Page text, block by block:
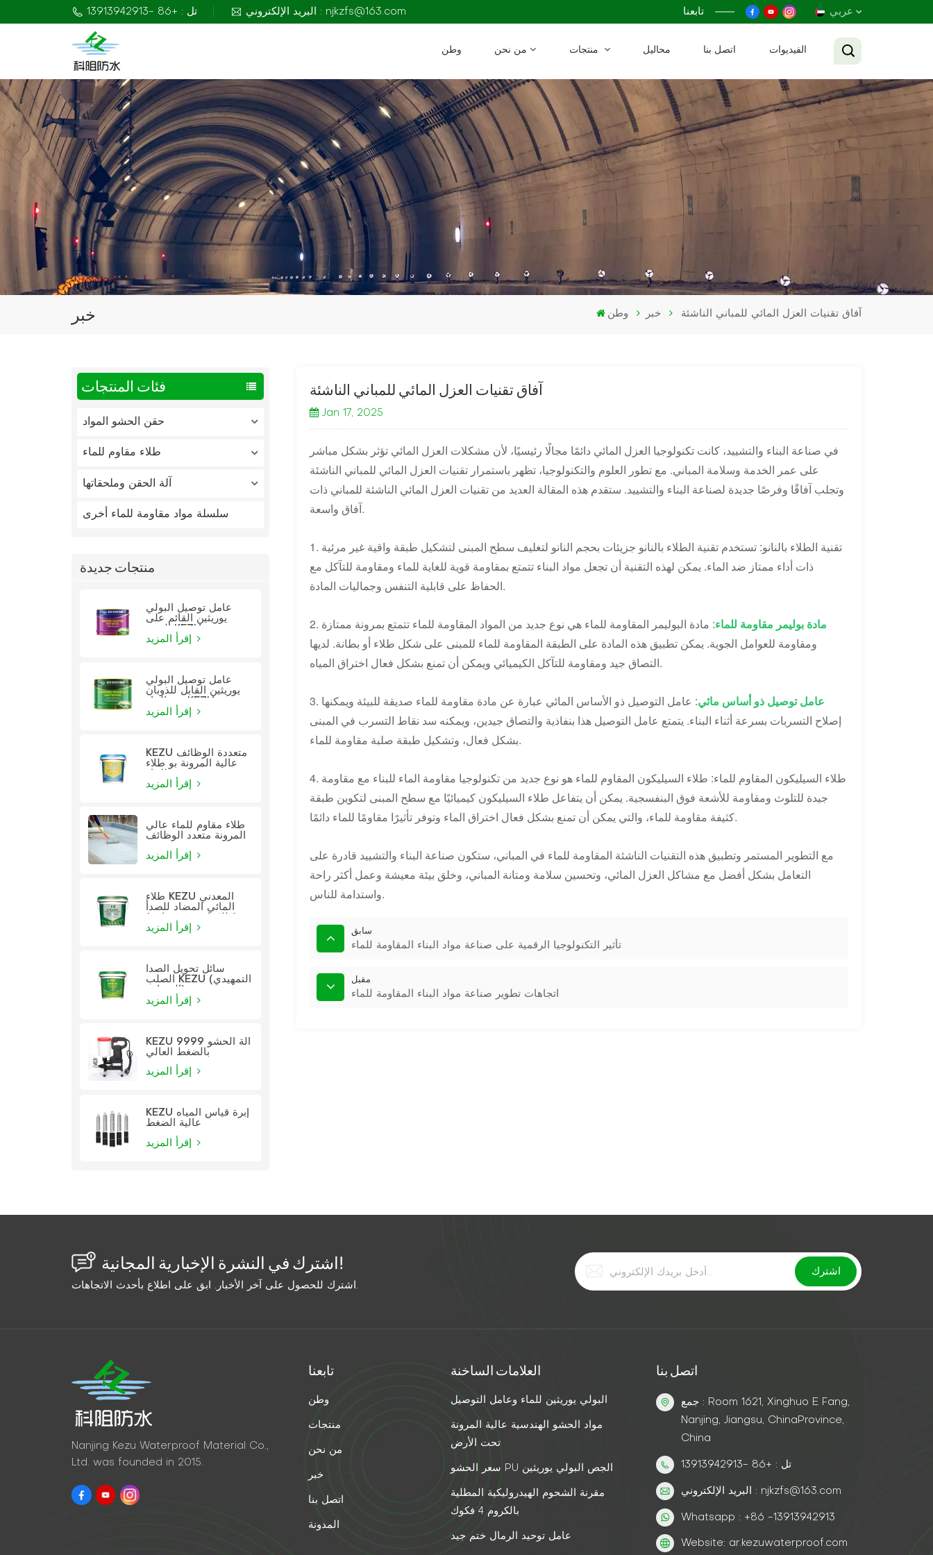
تل : +86 -13913942913 البريد الإلكتروني : njkzfs@163.com تابعنا عربي
Français
Русский
وطن من نحن محاليل اتصل بنا الفيديوات
خبر وطن خبر آفاق تقنيات العزل المائي للمباني الناشئة
فئات المنتجات
حقن الحشو المواد
طلاء مقاوم للماء
آلة الحقن وملحقاتها
سلسلة مواد مقاومة للماء أخرى
منتجات جديدة
عامل توصيل البولي
يوريثين القائم على
عامل توصيل البولي
يوريثين القابل للذوبان
KEZU متعددة الوظائف
عالية المرونة بو طلاء
طلاء مقاوم للماء عالي
المرونة متعدد الوظائف
طلاء KEZU المعدني
المائي المضاد للصدأ
سائل تحويل الصدأ
الصلب KEZU (التمهيدي
KEZU 9999 آلة الحشو
بالضغط العالي
KEZU إبرة قياس المياه
عالية الضغط
آفاق تقنيات العزل المائي للمباني الناشئة
Jan 17, 2025
في صناعة البناء والتشييد، كانت تكنولوجيا العزل المائي دائمًا مجالًا رئيسيًا، لأن مشكلات العزل المائي تؤثر بشكل مباشر
على عمر الخدمة وسلامة المباني. مع تطور العلوم والتكنولوجيا، تظهر باستمرار تقنيات العزل المائي للمباني الناشئة
وتجلب آفاقًا وفرصًا جديدة لصناعة البناء والتشييد. ستقدم هذه المقالة العديد من تقنيات العزل المائي الناشئة للمباني ذات
آفاق واسعة.
1. تقنية الطلاء بالنانو: تستخدم تقنية الطلاء بالنانو جزيئات بحجم النانو لتغليف سطح المبنى لتشكيل طبقة واقية غير مرئية
ذات أداء ممتاز ضد الماء. يمكن لهذه التقنية أن تجعل مواد البناء تتمتع بمقاومة قوية للغاية للماء ومقاومة للتآكل مع
الحفاظ على قابلية التنفس وجماليات المادة.
2. مادة بوليمر مقاومة للماء: مادة البوليمر المقاومة للماء هي نوع جديد من المواد المقاومة للماء تتمتع بمرونة ممتازة
ومقاومة للعوامل الجوية. يمكن تطبيق هذه المادة على الطبقة المقاومة للماء للمبنى على شكل طلاء أو بطانة. لديها
التصاق جيد ومقاومة للتآكل الكيميائي ويمكن أن تمنع بشكل فعال اختراق المياه.
3. عامل توصيل ذو أساس مائي: عامل التوصيل ذو الأساس المائي عبارة عن مادة مقاومة للماء صديقة للبيئة ويمكنها
إصلاح التسربات بسرعة أثناء البناء. يتمتع عامل التوصيل هذا بنفاذية والتصاق جيدين، ويمكنه سد نقاط التسرب في المبنى
بشكل فعال، وتشكيل طبقة صلبة مقاومة للماء.
4. طلاء السيليكون المقاوم للماء: طلاء السيليكون المقاوم للماء هو نوع جديد من تكنولوجيا مقاومة الماء للبناء مع مقاومة
جيدة للتلوث ومقاومة للأشعة فوق البنفسجية. يمكن أن يتفاعل طلاء السيليكون كيميائيًا مع سطح المبنى لتكوين طبقة
كثيفة مقاومة للماء، والتي يمكن أن تمنع بشكل فعال اختراق الماء وتوفر تأثيرًا مقاومًا للماء دائمًا.
مع التطوير المستمر وتطبيق هذه التقنيات الناشئة المقاومة للماء في المباني، ستكون صناعة البناء والتشييد قادرة على
التعامل بشكل أفضل مع مشاكل العزل المائي، وتحسين سلامة ومتانة المباني، وخلق بيئة معيشة وعمل أكثر راحة
واستدامة للناس.
سابق
تأثير التكنولوجيا الرقمية على صناعة مواد البناء المقاومة للماء
مقبل
اتجاهات تطوير صناعة مواد البناء المقاومة للماء
اشترك في النشرة الإخبارية المجانية!
اشترك للحصول على آخر الأخبار. ابق على اطلاع بأحدث الاتجاهات.
Nanjing Kezu Waterproof Material Co.,
Ltd. was founded in 2015.
تابعنا
وطن
منتجات
من نحن
خبر
اتصل بنا
المدونة
العلامات الساخنة
البولي يوريثين للماء وعامل التوصيل
مواد الحشو الهندسية عالية المرونة
تحت الأرض
سعر الحشو PU الجص البولي يوريثين
مقرنة الشحوم الهيدروليكية المطلية
بالكروم 4 فكوك
عامل توحيد الرمال ختم جيد
اتصل بنا
جمع : Room 1621, Xinghuo E Fang,
Nanjing, Jiangsu, ChinaProvince,
China
تل : +86 -13913942913
البريد الإلكتروني : njkzfs@163.com
Whatsapp : +86 -13913942913
Website: ar.kezuwaterproof.com